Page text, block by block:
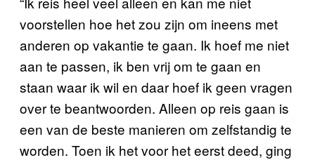
voorstellen hoe het zou zijn om ineens met
anderen op vakantie te gaan. Ik hoef me niet
aan te passen, ik ben vrij om te gaan en
staan waar ik wil en daar hoef ik geen vragen
over te beantwoorden. Alleen op reis gaan is
een van de beste manieren om zelfstandig te
worden. Toen ik het voor het eerst deed, ging